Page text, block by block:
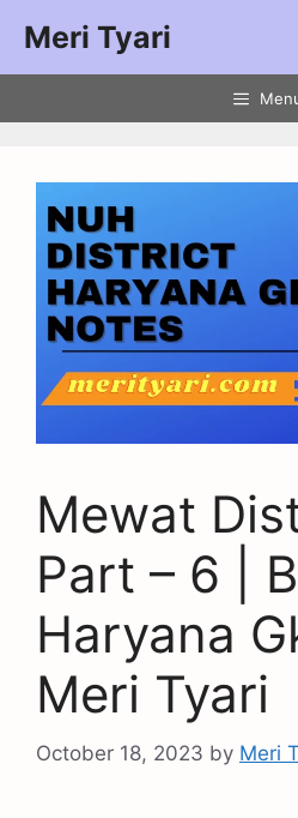
Meri Tyari
Mewat
Part – 6 |
Haryana
Meri Tyari
October 18, 2023 by Meri